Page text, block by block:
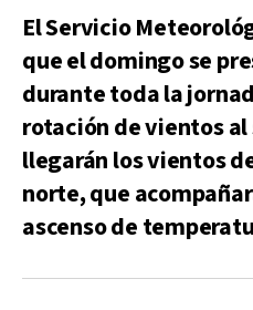
El Servicio
que el domingo se
durante toda la
rotación de vientos al
llegarán los vientos
norte, que
ascenso de